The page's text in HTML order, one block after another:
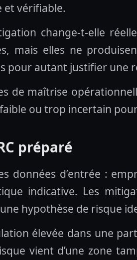
et vérifiable.
change-t-elle
mais elles ne
pour autant justifier une
de maîtrise
ou trop incertain
préparé
données d’entrée :
indicative. Les
hypothèse de risque
élevée dans une
vient d’une zone